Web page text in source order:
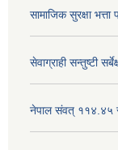
सामाजिक सुरक्षा
सेवाग्राही सन्तुष्टी
नेपाल संवत् ११४.४५